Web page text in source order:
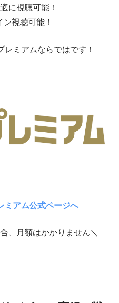
に視聴可能！
視聴可能！
ミアムならではです！
ミアム公式ページへ
、月額はかかりません＼